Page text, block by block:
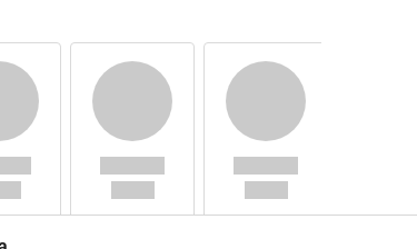
kaskuser. Ini HT kedua ane,
untuk kehidupan